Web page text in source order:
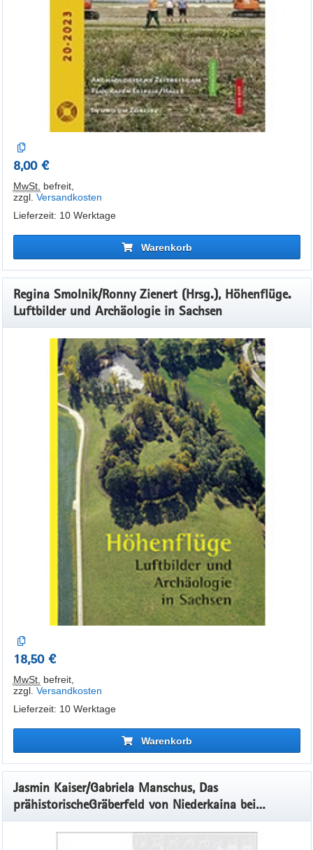
8,00 €
MwSt. befreit,
zzgl. Versandkosten
Lieferzeit: 10 Werktage
Warenkorb
Regina Smolnik/Ronny Zienert (Hrsg.), Höhenflüge.
Luftbilder und Archäologie in Sachsen
18,50 €
MwSt. befreit,
zzgl. Versandkosten
Lieferzeit: 10 Werktage
Warenkorb
Jasmin Kaiser/Gabriela Manschus, Das
prähistorischeGräberfeld von Niederkaina bei
Bautzen, Band 14